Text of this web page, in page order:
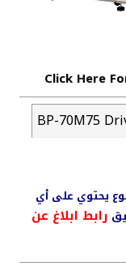
Click Here
BP-70M75
يحتوي على أي
رابط ابلاغ عن